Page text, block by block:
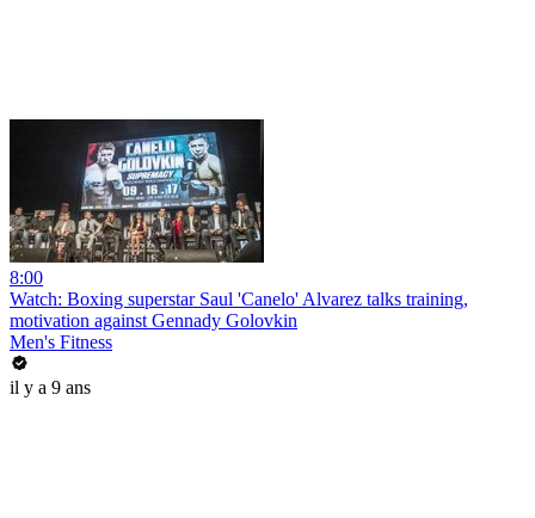
8:00
Watch: Boxing superstar Saul 'Canelo' Alvarez talks training,
motivation against Gennady Golovkin
Men's Fitness
il y a 9 ans